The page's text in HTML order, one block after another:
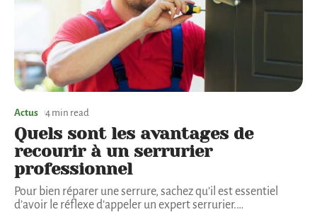
Actus 4 min read
Quels sont les avantages de
recourir à un serrurier
professionnel
Pour bien réparer une serrure, sachez qu’il est essentiel
d’avoir le réflexe d’appeler un expert serrurier.…